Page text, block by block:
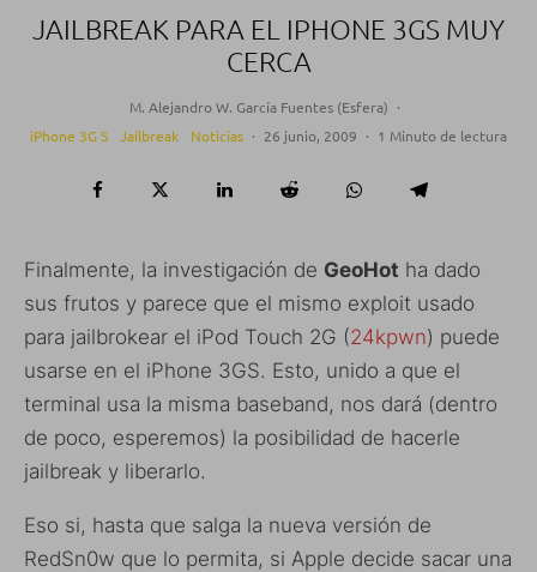
JAILBREAK PARA EL IPHONE 3GS MUY
CERCA
M. Alejandro W. García Fuentes (Esfera) ·
iPhone 3G S
Jailbreak Noticias · 26 junio, 2009 · 1 Minuto de lectura
Finalmente, la investigación de GeoHot ha dado
sus frutos y parece que el mismo exploit usado
para jailbrokear el iPod Touch 2G (24kpwn) puede
usarse en el iPhone 3GS. Esto, unido a que el
terminal usa la misma baseband, nos dará (dentro
de poco, esperemos) la posibilidad de hacerle
jailbreak y liberarlo.
Eso si, hasta que salga la nueva versión de
RedSn0w que lo permita, si Apple decide sacar una